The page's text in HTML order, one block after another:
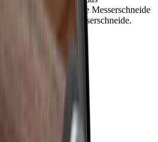
Rillen befreien die Messerschneide
so für eine glatte Messerschneide.